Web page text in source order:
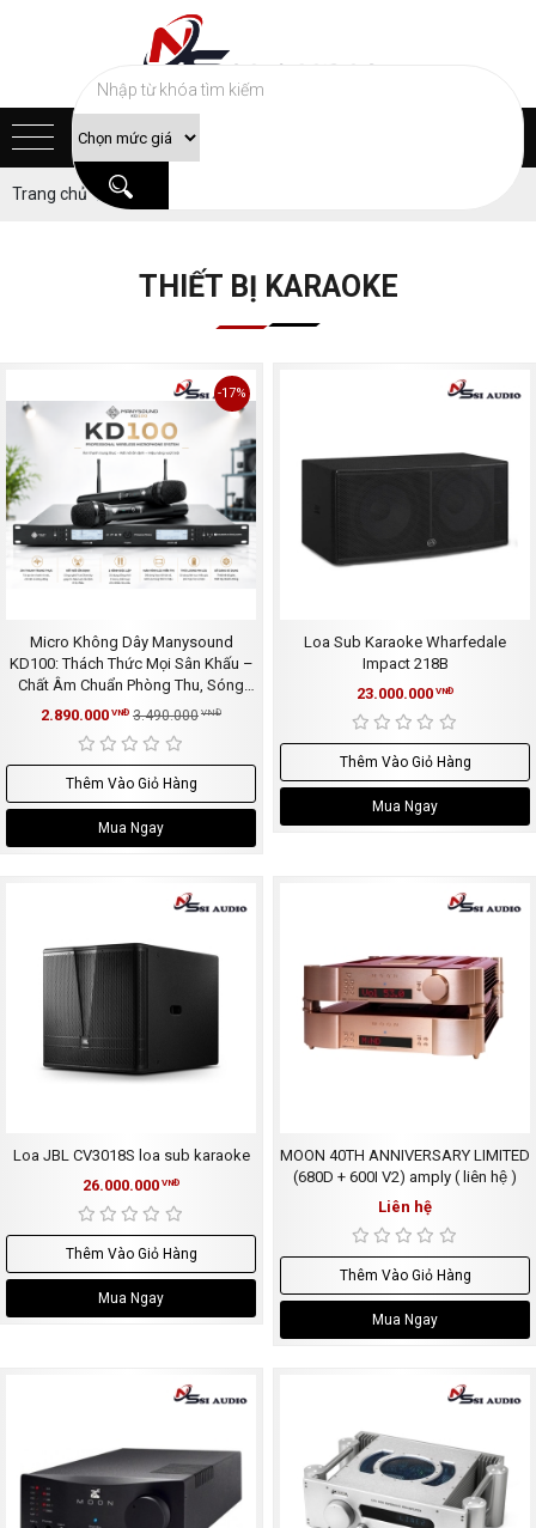
Trang chủ Sản phẩm
THIẾT BỊ KARAOKE
Micro Không Dây Manysound
KD100: Thách Thức Mọi Sân Khấu –
Chất Âm Chuẩn Phòng Thu, Sóng
Siêu Xa
2.890.000 VNĐ 3.490.000 VNĐ
-17%
Thêm Vào Giỏ Hàng
Mua Ngay
Loa Sub Karaoke Wharfedale
Impact 218B
23.000.000 VNĐ
Thêm Vào Giỏ Hàng
Mua Ngay
Loa JBL CV3018S loa sub karaoke
26.000.000 VNĐ
Thêm Vào Giỏ Hàng
Mua Ngay
MOON 40TH ANNIVERSARY LIMITED
(680D + 600I V2) amply ( liên hệ )
Liên hệ
Thêm Vào Giỏ Hàng
Mua Ngay